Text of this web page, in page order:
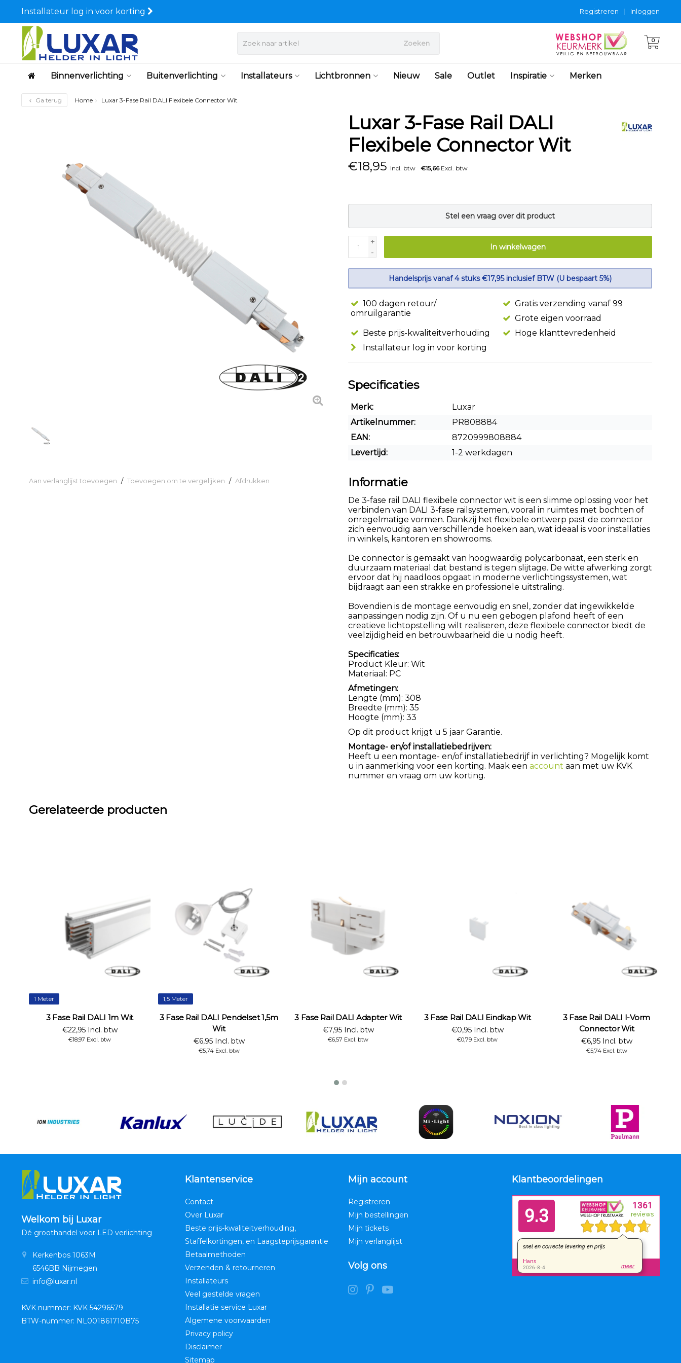
Installateur log in voor korting Inloggen
|
Registreren
Zoeken 0
Binnenverlichting Buitenverlichting Installateurs Lichtbronnen Nieuw Sale Outlet Inspiratie Merken
Ga terug Home Luxar 3-Fase Rail DALI Flexibele Connector Wit
Aan verlanglijst toevoegen / Toevoegen om te vergelijken / Afdrukken
Luxar 3-Fase Rail DALI
Flexibele Connector Wit
€18,95 Incl. btw €15,66Excl. btw
Stel een vraag over dit product
+
-
In winkelwagen
Handelsprijs vanaf 4 stuks €17,95 inclusief BTW (U bespaart 5%)
100 dagen retour/
omruilgarantie
Gratis verzending vanaf 99
Grote eigen voorraad
Beste prijs-kwaliteitverhouding
Hoge klanttevredenheid
Installateur log in voor korting
Specificaties
Merk:
Luxar
Artikelnummer:
PR808884
EAN:
8720999808884
Levertijd:
1-2 werkdagen
Informatie
De 3-fase rail DALI flexibele connector wit is een slimme oplossing voor het
verbinden van DALI 3-fase railsystemen, vooral in ruimtes met bochten of
onregelmatige vormen. Dankzij het flexibele ontwerp past de connector
zich eenvoudig aan verschillende hoeken aan, wat ideaal is voor installaties
in winkels, kantoren en showrooms.
De connector is gemaakt van hoogwaardig polycarbonaat, een sterk en
duurzaam materiaal dat bestand is tegen slijtage. De witte afwerking zorgt
ervoor dat hij naadloos opgaat in moderne verlichtingssystemen, wat
bijdraagt aan een strakke en professionele uitstraling.
Bovendien is de montage eenvoudig en snel, zonder dat ingewikkelde
aanpassingen nodig zijn. Of u nu een gebogen plafond heeft of een
creatieve lichtopstelling wilt realiseren, deze flexibele connector biedt de
veelzijdigheid en betrouwbaarheid die u nodig heeft.
Specificaties:
Product Kleur: Wit
Materiaal: PC
Afmetingen:
Lengte (mm): 308
Breedte (mm): 35
Hoogte (mm): 33
Op dit product krijgt u 5 jaar Garantie.
Montage- en/of installatiebedrijven:
Heeft u een montage- en/of installatiebedrijf in verlichting? Mogelijk komt
u in aanmerking voor een korting. Maak een account aan met uw KVK
nummer en vraag om uw korting.
Gerelateerde producten
1 Meter
3 Fase Rail DALI 1m Wit
€22,95 Incl. btw
€18,97 Excl. btw
1,5 Meter
3 Fase Rail DALI Pendelset 1,5m
Wit
€6,95 Incl. btw
€5,74 Excl. btw
3 Fase Rail DALI Adapter Wit
€7,95 Incl. btw
€6,57 Excl. btw
3 Fase Rail DALI Eindkap Wit
€0,95 Incl. btw
€0,79 Excl. btw
3 Fase Rail DALI I-Vorm
Connector Wit
€6,95 Incl. btw
€5,74 Excl. btw
Welkom bij Luxar
Dé groothandel voor LED verlichting
Kerkenbos 1063M
6546BB Nijmegen
info@luxar.nl
KVK nummer: KVK 54296579
BTW-nummer: NL001861710B75
Klantenservice
Contact
Over Luxar
Beste prijs-kwaliteitverhouding,
Staffelkortingen, en Laagsteprijsgarantie
Betaalmethoden
Verzenden & retourneren
Installateurs
Veel gestelde vragen
Installatie service Luxar
Algemene voorwaarden
Privacy policy
Disclaimer
Sitemap
Mijn account
Registreren
Mijn bestellingen
Mijn tickets
Mijn verlanglijst
Volg ons
Klantbeoordelingen